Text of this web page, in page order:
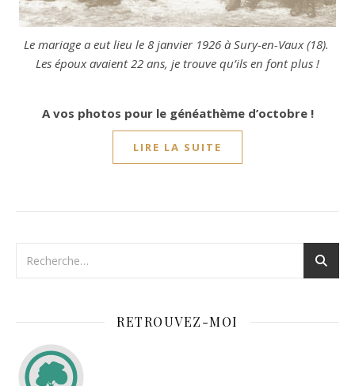
Le mariage a eut lieu le 8 janvier 1926 à Sury-en-Vaux (18).
Les époux avaient 22 ans, je trouve qu’ils en font plus !
A vos photos pour le généathème d’octobre !
LIRE LA SUITE
RETROUVEZ-MOI